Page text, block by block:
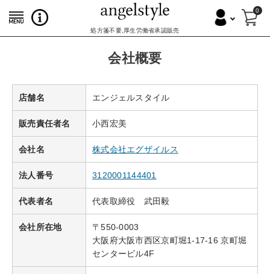
処方箋不要,厚生労働省承認販売
0
会社概要
店舗名 エンジェルスタイル
販売責任者名 小西宏美
会社名 株式会社エグザイルス
法人番号 3120001144401
代表者名 代表取締役 武田毅
会社所在地
〒550-0003
大阪府大阪市西区京町堀1-17-16 京町堀
センタービル4F